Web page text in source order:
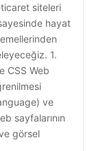
siteleri
hayat
1.
CSS Web
ve
sayfalarının
görsel